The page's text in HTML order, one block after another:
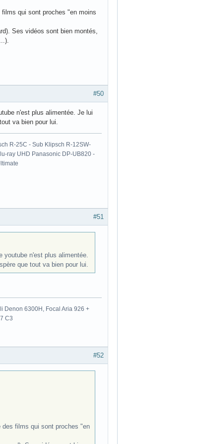
qui sont proches "en moins
Ses vidéos sont bien montés,
#50
n'est plus alimentée. Je lui
va bien pour lui.
R-25C - Sub Klipsch R-12SW-
ray UHD Panasonic DP-UB820 -
#51
youtube n'est plus alimentée.
que tout va bien pour lui.
Denon 6300H, Focal Aria 926 +
C3
#52
films qui sont proches "en